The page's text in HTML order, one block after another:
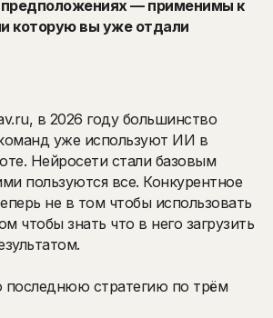
предположениях — применимы к
которую вы уже отдали
в 2026 году большинство
уже используют ИИ в
Нейросети стали базовым
пользуются все. Конкурентное
не в том чтобы использовать
чтобы знать что в него загрузить
последнюю стратегию по трём